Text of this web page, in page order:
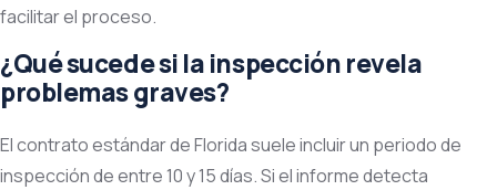
facilitar el proceso.
¿Qué sucede si la inspección revela
problemas graves?
El contrato estándar de Florida suele incluir un periodo de
inspección de entre 10 y 15 días. Si el informe detecta